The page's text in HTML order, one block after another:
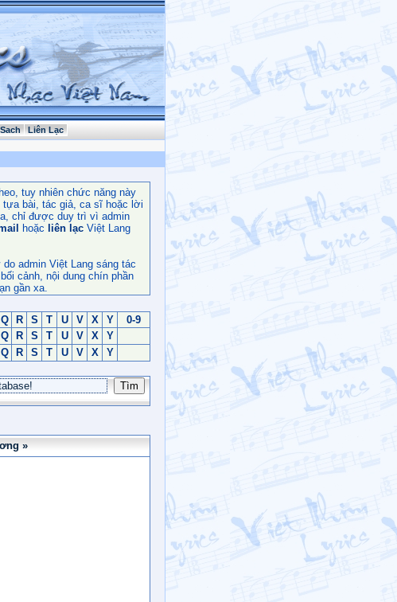
Liên Lạc
tuy nhiên chức năng này
tựa bài, tác giả, ca sĩ hoặc lời
chỉ được duy trì vì admin
hoặc liên lạc Việt Lang
do admin Việt Lang sáng tác
cảnh, nội dung chín phần
gần xa.
Q R S T U V X Y
0-9
Q R S T U V X
Y
Q R S T U V X Y
»